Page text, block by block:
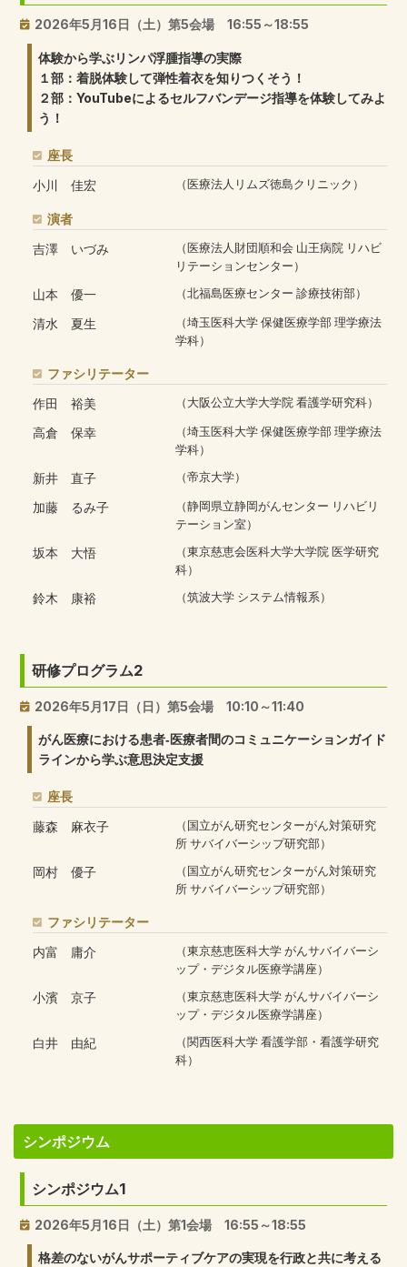
2026年5月16日（土）第5会場 16:55～18:55
体験から学ぶリンパ浮腫指導の実際
１部：着脱体験して弾性着衣を知りつくそう！
２部：YouTubeによるセルフバンデージ指導を体験してみよ
う！
座長
小川 佳宏
（医療法人リムズ徳島クリニック）
演者
吉澤 いづみ
（医療法人財団順和会 山王病院 リハビ
リテーションセンター）
山本 優一 （北福島医療センター 診療技術部）
清水 夏生
（埼玉医科大学 保健医療学部 理学療法
学科）
ファシリテーター
作田 裕美
（大阪公立大学大学院 看護学研究科）
高倉 保幸
（埼玉医科大学 保健医療学部 理学療法
学科）
新井 直子 （帝京大学）
加藤 るみ子
（静岡県立静岡がんセンター リハビリ
テーション室）
坂本 大悟
（東京慈恵会医科大学大学院 医学研究
科）
鈴木 康裕 （筑波大学 システム情報系）
研修プログラム2
2026年5月17日（日）第5会場 10:10～11:40
がん医療における患者‐医療者間のコミュニケーションガイド
ラインから学ぶ意思決定支援
座長
藤森 麻衣子
（国立がん研究センターがん対策研究
所 サバイバーシップ研究部）
岡村 優子
（国立がん研究センターがん対策研究
所 サバイバーシップ研究部）
ファシリテーター
内富 庸介
（東京慈恵医科大学 がんサバイバーシ
ップ・デジタル医療学講座）
小濱 京子
（東京慈恵医科大学 がんサバイバーシ
ップ・デジタル医療学講座）
白井 由紀
（関西医科大学 看護学部・看護学研究
科）
シンポジウム
シンポジウム1
2026年5月16日（土）第1会場 16:55～18:55
格差のないがんサポーティブケアの実現を行政と共に考える